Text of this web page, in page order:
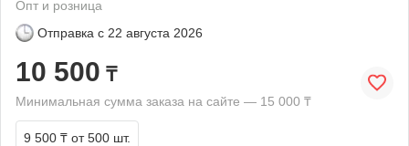
Опт и розница
Отправка с 22 августа 2026
10 500 ₸
Минимальная сумма заказа на сайте — 15 000 ₸
9 500 ₸ от 500 шт.